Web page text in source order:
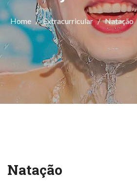
Home /Extracurricular/Natação
Natação